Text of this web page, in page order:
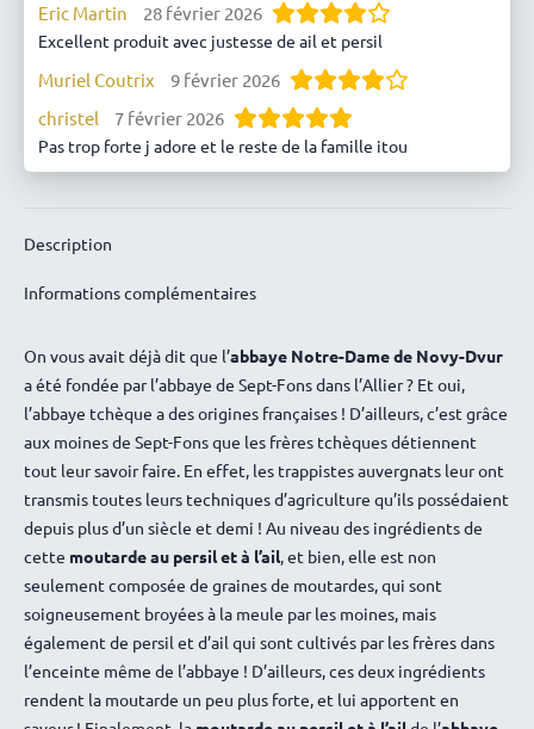
Eric Martin
28 février 2026
Excellent produit avec justesse de ail et persil
Muriel Coutrix
9 février 2026
christel
7 février 2026
Pas trop forte j adore et le reste de la famille itou
Délicieux
Claudine L.
2 janvier 2026
décembre 2025
Pas mal du tout, ça change un peu !
Jean-Claude Eberle 8 décembre 2025
Pas encore essayé
Description
Informations complémentaires
On vous avait déjà dit que l’abbaye Notre-Dame de Novy-Dvur
a été fondée par l’abbaye de Sept-Fons dans l’Allier ? Et oui,
l’abbaye tchèque a des origines françaises ! D’ailleurs, c’est grâce
aux moines de Sept-Fons que les frères tchèques détiennent
tout leur savoir faire. En effet, les trappistes auvergnats leur ont
transmis toutes leurs techniques d’agriculture qu’ils possédaient
depuis plus d’un siècle et demi ! Au niveau des ingrédients de
cette moutarde au persil et à l’ail, et bien, elle est non
seulement composée de graines de moutardes, qui sont
soigneusement broyées à la meule par les moines, mais
également de persil et d’ail qui sont cultivés par les frères dans
l’enceinte même de l’abbaye ! D’ailleurs, ces deux ingrédients
rendent la moutarde un peu plus forte, et lui apportent en